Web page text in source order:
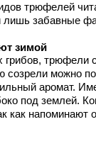
трюфелей
забавные
зимой
грибов, трюфели
можно по
аромат.
под землей.
как